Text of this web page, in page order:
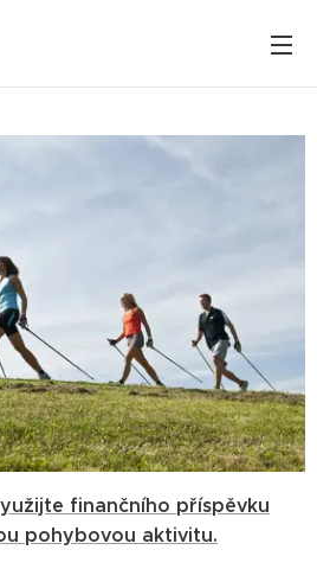
finančního příspěvku
pohybovou aktivitu.